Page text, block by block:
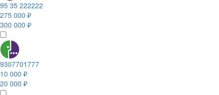
95 35 222222
275 000 ₽
300 000 ₽
9307701777
10 000 ₽
20 000 ₽